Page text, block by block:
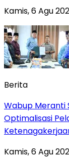
Kamis, 6 Agu
Berita
Wabup Meranti
Optimalisasi
Kamis, 6 Agu